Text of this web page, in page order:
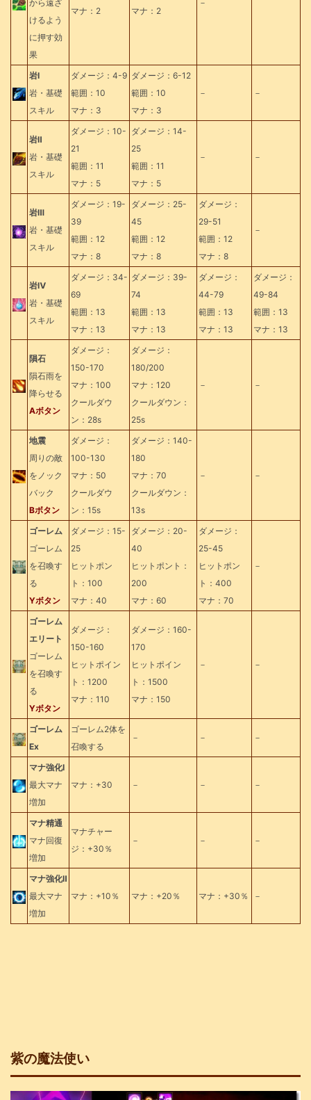
から遠ざ
けるよう
に押す効
果
マナ：2 マナ：2
－
岩Ⅰ
岩・基礎
スキル
ダメージ：4-9
範囲：10
マナ：3
ダメージ：6-12
範囲：10
マナ：3
－ －
岩Ⅱ
岩・基礎
スキル
ダメージ：10-
21
範囲：11
マナ：5
ダメージ：14-
25
範囲：11
マナ：5
－ －
岩Ⅲ
岩・基礎
スキル
ダメージ：19-
39
範囲：12
マナ：8
ダメージ：25-
45
範囲：12
マナ：8
ダメージ：
29-51
範囲：12
マナ：8
－
岩Ⅳ
岩・基礎
スキル
ダメージ：34-
69
範囲：13
マナ：13
ダメージ：39-
74
範囲：13
マナ：13
ダメージ：
44-79
範囲：13
マナ：13
ダメージ：
49-84
範囲：13
マナ：13
隕石
隕石雨を
降らせる
Aボタン
ダメージ：
150-170
マナ：100
クールダウ
ン：28s
ダメージ：
180/200
マナ：120
クールダウン：
25s
－ －
地震
周りの敵
をノック
バック
Bボタン
ダメージ：
100-130
マナ：50
クールダウ
ン：15s
ダメージ：140-
180
マナ：70
クールダウン：
13s
－ －
ゴーレム
ゴーレム
を召喚す
る
Yボタン
ダメージ：15-
25
ヒットポン
ト：100
マナ：40
ダメージ：20-
40
ヒットポント：
200
マナ：60
ダメージ：
25-45
ヒットポン
ト：400
マナ：70
－
ゴーレム
エリート
ゴーレム
を召喚す
る
Yボタン
ダメージ：
150-160
ヒットポイン
ト：1200
マナ：110
ダメージ：160-
170
ヒットポイン
ト：1500
マナ：150
－ －
ゴーレム
Ex
ゴーレム2体を
召喚する
－ － －
マナ強化Ⅰ
最大マナ
増加
マナ：+30 － － －
マナ精通
マナ回復
増加
マナチャー
ジ：+30％
－ － －
マナ強化Ⅱ
最大マナ
増加
マナ：+10％ マナ：+20％ マナ：+30％ －
紫の魔法使い